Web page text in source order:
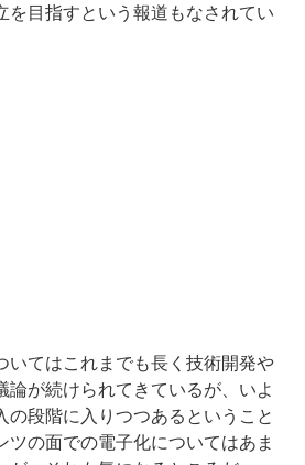
を目指すという報道もなされてい
てはこれまでも長く技術開発や
論が続けられてきているが、いよ
の段階に入りつつあるということ
ツの面での電子化についてはあま